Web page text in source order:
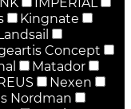
Kingnate
Concept
Matador
Nexen
Nordman